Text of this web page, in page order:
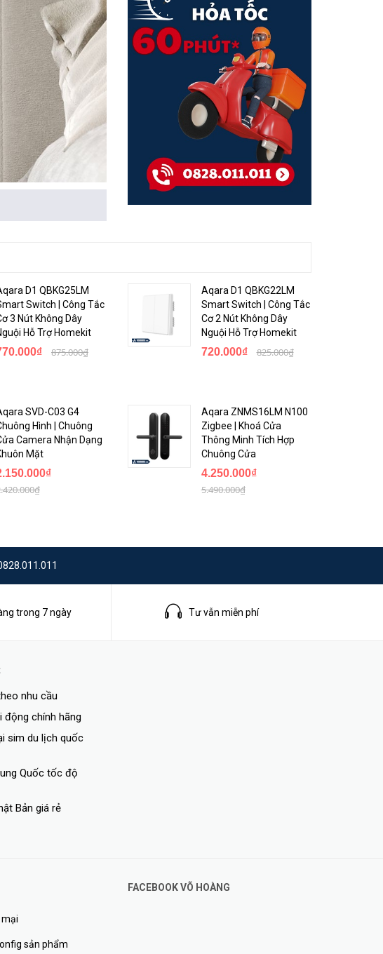
bạn truyền tải thông
chi tiết và rõ ràng.
bạn, giúp bạn có
toàn và tiện nghi
D1 QBKG25LM
Switch | Công Tắc
3 Nút Không Dây
Hỗ Trợ Homekit
875.000₫
Aqara D1 QBKG22LM
Smart Switch | Công Tắc
Cơ 2 Nút Không Dây
Nguội Hỗ Trợ Homekit
720.000₫ 825.000₫
SVD-C03 G4
Hình | Chuông
Camera Nhận Dạng
Mặt
Aqara ZNMS16LM N100
Zigbee | Khoá Cửa
Thông Minh Tích Hợp
Chuông Cửa
4.250.000₫
5.490.000₫
trong 7 ngày Tư vẫn miễn phí
nhu cầu
động chính hãng
sim du lịch quốc
Quốc tốc độ
Bản giá rẻ
sản phẩm
FACEBOOK VÕ HOÀNG